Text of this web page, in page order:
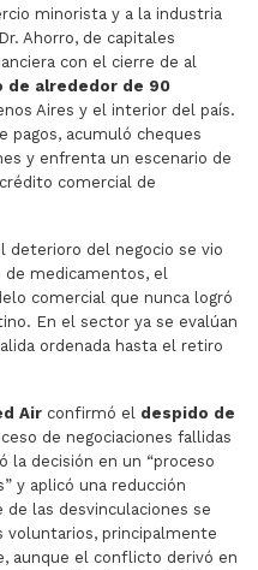
minorista y a la industria
Ahorro, de capitales
con el cierre de al
de alrededor de 90
Aires y el interior del país.
pagos, acumuló cheques
y enfrenta un escenario de
comercial de
deterioro del negocio se vio
de medicamentos, el
comercial que nunca logró
En el sector ya se evalúan
ordenada hasta el retiro
Air confirmó el despido de
de negociaciones fallidas
la decisión en un “proceso
y aplicó una reducción
de las desvinculaciones se
principalmente
aunque el conflicto derivó en